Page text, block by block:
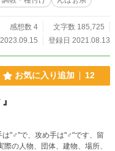
感想数 4
文字数 185,725
登録日 2021.08.13
お気に入り追加 12
は"♂"で、攻め手は"♂"です、留
の人物、団体、建物、場所、